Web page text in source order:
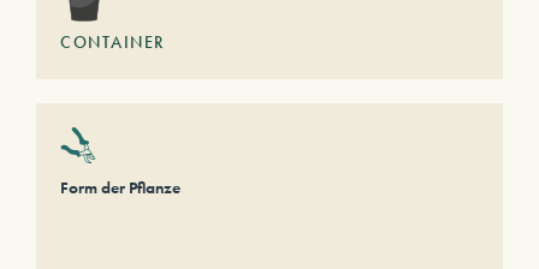
CONTAINER
Form der Pflanze